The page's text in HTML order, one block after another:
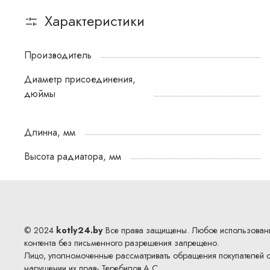
Характеристики
Производитель
Диаметр присоединения,
дюймы
Длинна, мм
Высота радиатора, мм
© 2024 kotly24.by Все права защищены. Любое
контента без письменного разрешения запрещено.
Лицо, уполномоченные рассматривать обращения покупателей